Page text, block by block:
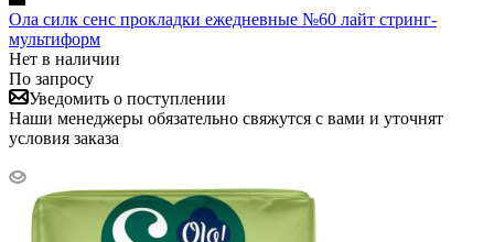
Ола силк сенс прокладки ежедневные №60 лайт стринг-
мультиформ
Нет в наличии
По запросу
Уведомить о поступлении
Наши менеджеры обязательно свяжутся с вами и уточнят
условия заказа